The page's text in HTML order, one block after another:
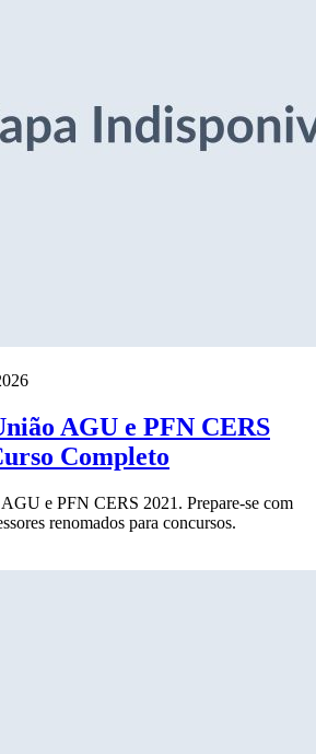
AGU e PFN CERS
Completo
e PFN CERS 2021. Prepare-se com
renomados para concursos.